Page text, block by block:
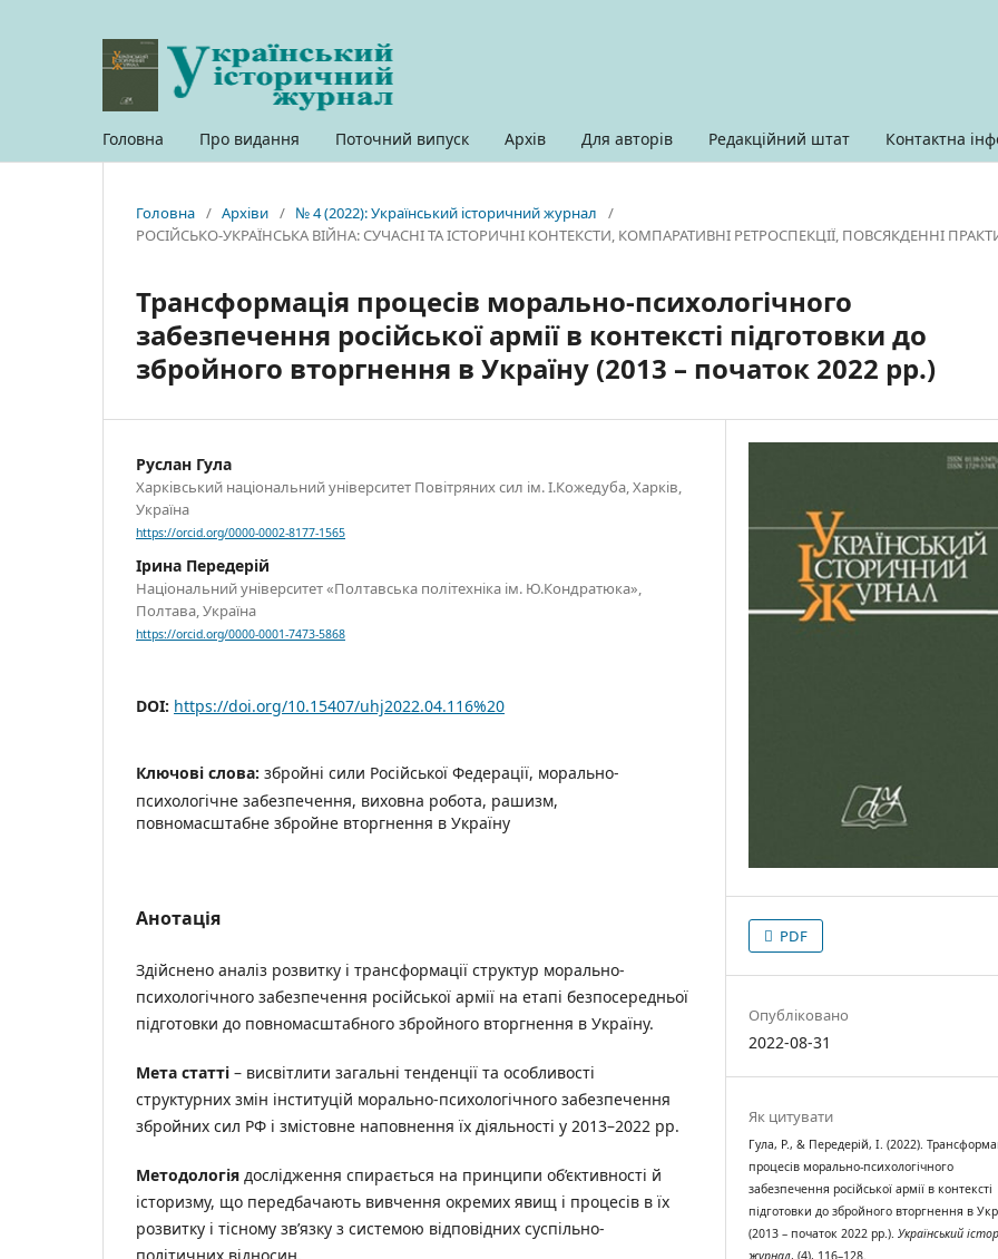
Головна Про видання Поточний випуск Архів Для авторів Редакційний штат Контактна
Головна / Архіви / № 4 (2022): Український історичний журнал
/
РОСІЙСЬКО-УКРАЇНСЬКА ВІЙНА: СУЧАСНІ ТА ІСТОРИЧНІ КОНТЕКСТИ, КОМПАРАТИВНІ РЕТРОСПЕКЦІЇ, ПОВСЯКДЕННІ
Трансформація процесів морально-психологічного
забезпечення російської армії в контексті підготовки до
збройного вторгнення в Україну (2013 – початок 2022 рр.)
Руслан Гула
Харківський національний університет Повітряних сил ім. І.Кожедуба, Харків,
Україна
https://orcid.org/0000-0002-8177-1565
Ірина Передерій
Національний університет «Полтавська політехніка ім. Ю.Кондратюка»,
Полтава, Україна
https://orcid.org/0000-0001-7473-5868
DOI: https://doi.org/10.15407/uhj2022.04.116%20
Ключові слова: збройні сили Російської Федерації, морально-
психологічне забезпечення, виховна робота, рашизм,
повномасштабне збройне вторгнення в Україну
Анотація
Здійснено аналіз розвитку і трансформації структур морально-
психологічного забезпечення російської армії на етапі безпосередньої
підготовки до повномасштабного збройного вторгнення в Україну.
Мета статті – висвітлити загальні тенденції та особливості
структурних змін інституцій морально-психологічного забезпечення
збройних сил РФ і змістовне наповнення їх діяльності у 2013–2022 рр.
Методологія дослідження спирається на принципи об’єктивності й
історизму, що передбачають вивчення окремих явищ і процесів в їх
розвитку і тісному зв’язку з системою відповідних суспільно-
PDF
Опубліковано
2022-08-31
Як цитувати
Гула, Р., & Передерій, І. (2022).
процесів морально-психологічного
забезпечення російської армії в контексті
підготовки до збройного вторгнення в
(2013 – початок 2022 рр.).Український
журнал, (4), 116–128.